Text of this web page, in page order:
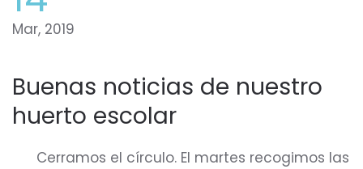
Mar, 2019
Buenas noticias de nuestro
huerto escolar
Cerramos el círculo. El martes recogimos las